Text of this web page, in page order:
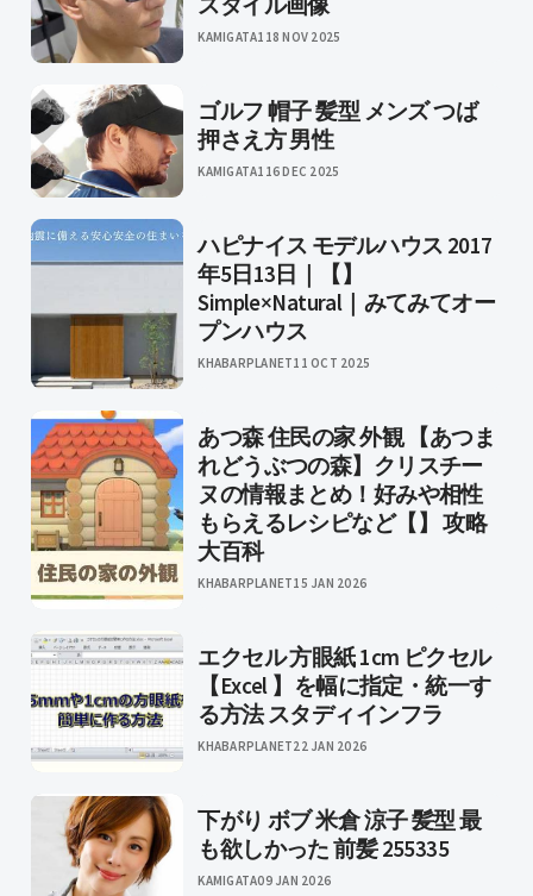
KAMIGATA1 18 NOV 2025
ゴルフ 帽子 髪型 メンズ つば
押さえ方 男性
KAMIGATA1 16 DEC 2025
ハピナイス モデルハウス 2017
年5日13日｜【】
Simple×Natural｜みてみてオー
プンハウス
KHABARPLANET11 OCT 2025
あつ森 住民の家 外観 【あつま
れどうぶつの森】クリスチー
ヌの情報まとめ！好みや相性
もらえるレシピなど【】 攻略
大百科
KHABARPLANET15 JAN 2026
エクセル 方眼紙 1cm ピクセル
【Excel 】を幅に指定・統一す
る方法 スタディインフラ
KHABARPLANET22 JAN 2026
下がり ボブ 米倉 涼子 髪型 最
も欲しかった 前髪 255335
KAMIGATA09 JAN 2026